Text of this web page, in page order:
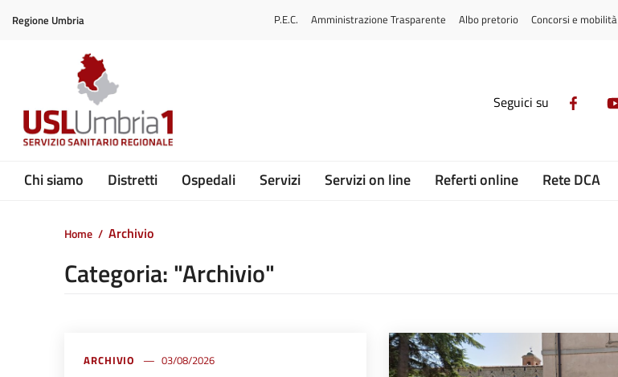
Vai al menu di navigazione
Vai al footer
Regione Umbria P.E.C. Amministrazione Trasparente Albo pretorio Concorsi e mobilità
Seguici su
Submenu
Chi siamo Distretti Ospedali Servizi Servizi on line Referti online Rete DCA
Home / Archivio
Categoria: "Archivio"
ARCHIVIO 03/08/2026